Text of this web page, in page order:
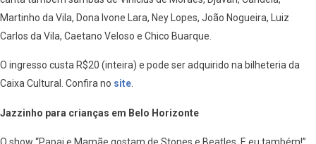
Martinho da Vila, Dona Ivone Lara, Ney Lopes, João Nogueira, Luiz
Carlos da Vila, Caetano Veloso e Chico Buarque.
O ingresso custa R$20 (inteira) e pode ser adquirido na bilheteria da
Caixa Cultural. Confira no site.
Jazzinho para crianças em Belo Horizonte